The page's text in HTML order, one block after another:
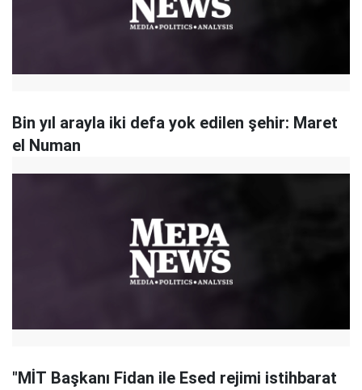
Bin yıl arayla iki defa yok edilen şehir: Maret
el Numan
"MİT Başkanı Fidan ile Esed rejimi istihbarat